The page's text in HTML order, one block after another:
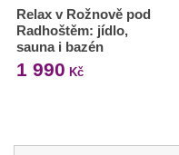
Relax v Rožnově pod
Radhoštěm: jídlo,
sauna i bazén
1 990 Kč